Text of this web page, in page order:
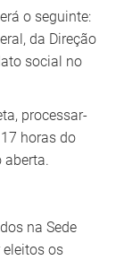
o seguinte:
da Direção
social no
processar-
horas do
aberta.
na Sede
eleitos os